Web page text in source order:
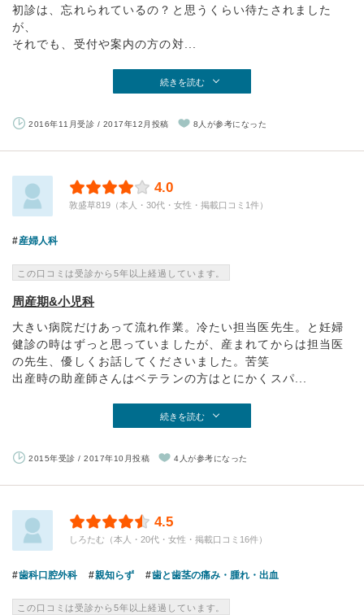
初診は、忘れられているの？と思うくらい待たされました
が、
それでも、受付や案内の方の対...
続きを読む
2016年11月受診 / 2017年12月投稿 8人が参考になった
4.0
敦盛草819（本人・30代・女性・掲載口コミ1件）
産婦人科
この口コミは受診から5年以上経過しています。
周産期&小児科
大きい病院だけあって流れ作業。冷たい担当医先生。と妊婦
健診の時はずっと思っていましたが、産まれてからは担当医
の先生、優しくお話してくださいました。苦笑
出産時の助産師さんはベテランの方はとにかくスパ...
続きを読む
2015年受診 / 2017年10月投稿 4人が参考になった
4.5
しろたむ（本人・20代・女性・掲載口コミ16件）
歯科口腔外科 親知らず 歯と歯茎の痛み・腫れ・出血
この口コミは受診から5年以上経過しています。